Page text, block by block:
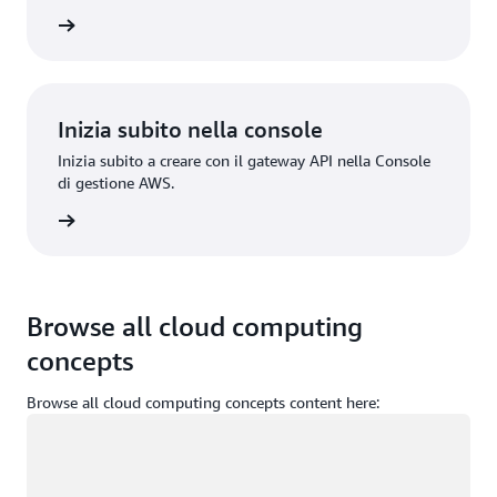
Inizia subito nella console
Inizia subito a creare con il gateway API nella Console
di gestione AWS.
Browse all cloud computing
concepts
Browse all cloud computing concepts content here: